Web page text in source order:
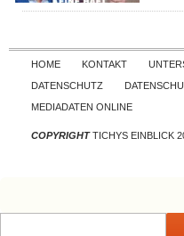
HOME KONTAKT
DATENSCHUTZ
MEDIADATEN ONLINE
COPYRIGHTTICHYS EINBLICK